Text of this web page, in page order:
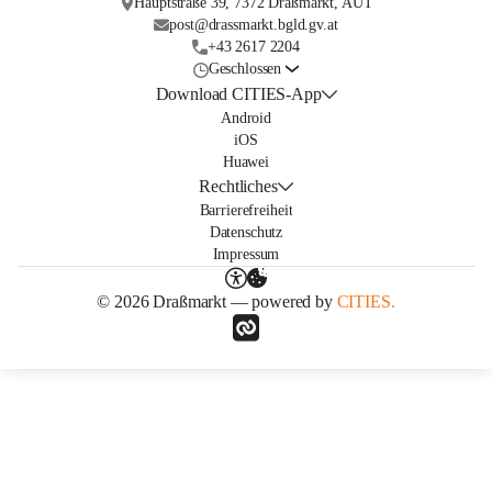
post@drassmarkt.bgld.gv.at
+43 2617 2204
Geschlossen
Download CITIES-App
Android
iOS
Huawei
Rechtliches
Barrierefreiheit
Datenschutz
Impressum
© 2026 Draßmarkt — powered by CITIES.